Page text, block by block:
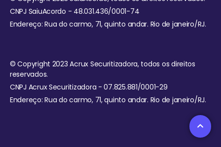
CNPJ SaiuAcordo - 48.031.436/0001-74
Endereço: Rua do carmo, 71, quinto andar. Rio de janeiro/RJ.
© Copyright 2023 Acrux Securitizadora, todos os direitos
reservados.
CNPJ Acrux Securitizadora - 07.825.881/0001-29
Endereço: Rua do carmo, 71, quinto andar. Rio de janeiro/RJ.